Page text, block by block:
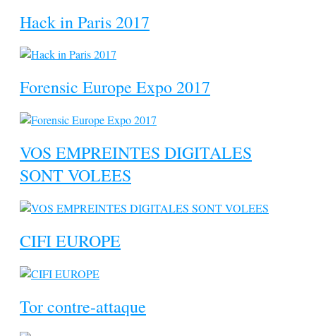
Hack in Paris 2017
Forensic Europe Expo 2017
VOS EMPREINTES DIGITALES
SONT VOLEES
CIFI EUROPE
Tor contre-attaque